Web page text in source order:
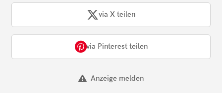
via X teilen
via Pinterest teilen
Anzeige melden